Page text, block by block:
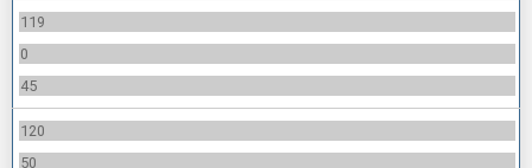
119
0
45
120
50